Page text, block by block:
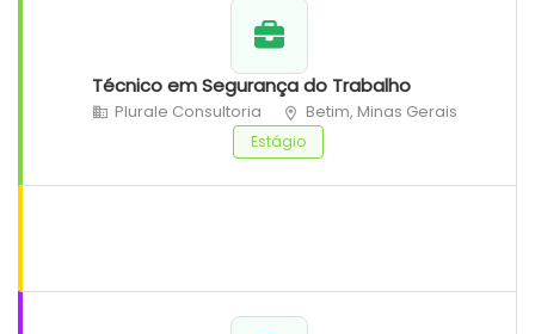
Técnico em Segurança do Trabalho
Plurale Consultoria Betim, Minas Gerais
Estágio